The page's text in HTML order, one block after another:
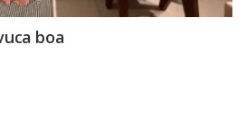
boa